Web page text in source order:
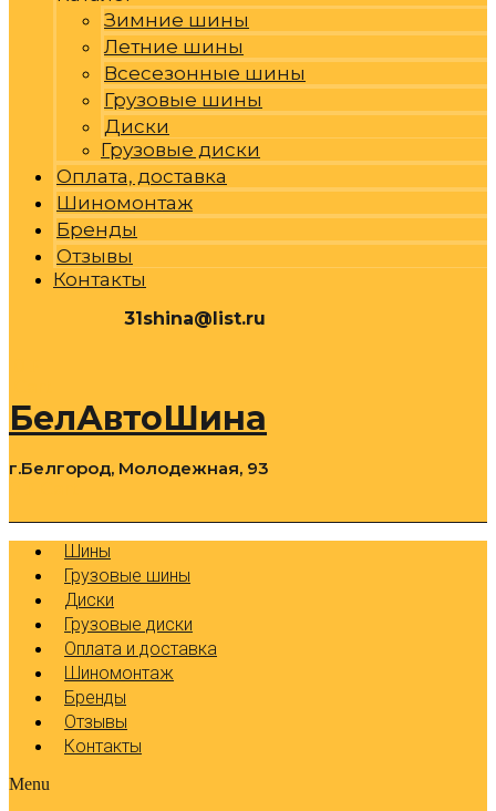
Зимние шины
Летние шины
Всесезонные шины
Грузовые шины
Диски
Грузовые диски
Оплата, доставка
Шиномонтаж
Бренды
Отзывы
Контакты
31shina@list.ru
БелАвтоШина
г.Белгород, Молодежная, 93
Шины
Грузовые шины
Диски
Грузовые диски
Оплата и доставка
Шиномонтаж
Бренды
Отзывы
Контакты
Menu